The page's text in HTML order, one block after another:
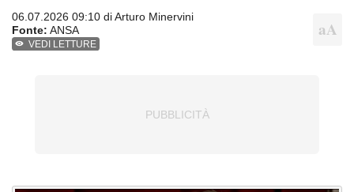
06.07.2026 09:10 diArturo Minervini
Fonte: ANSA
VEDI LETTURE